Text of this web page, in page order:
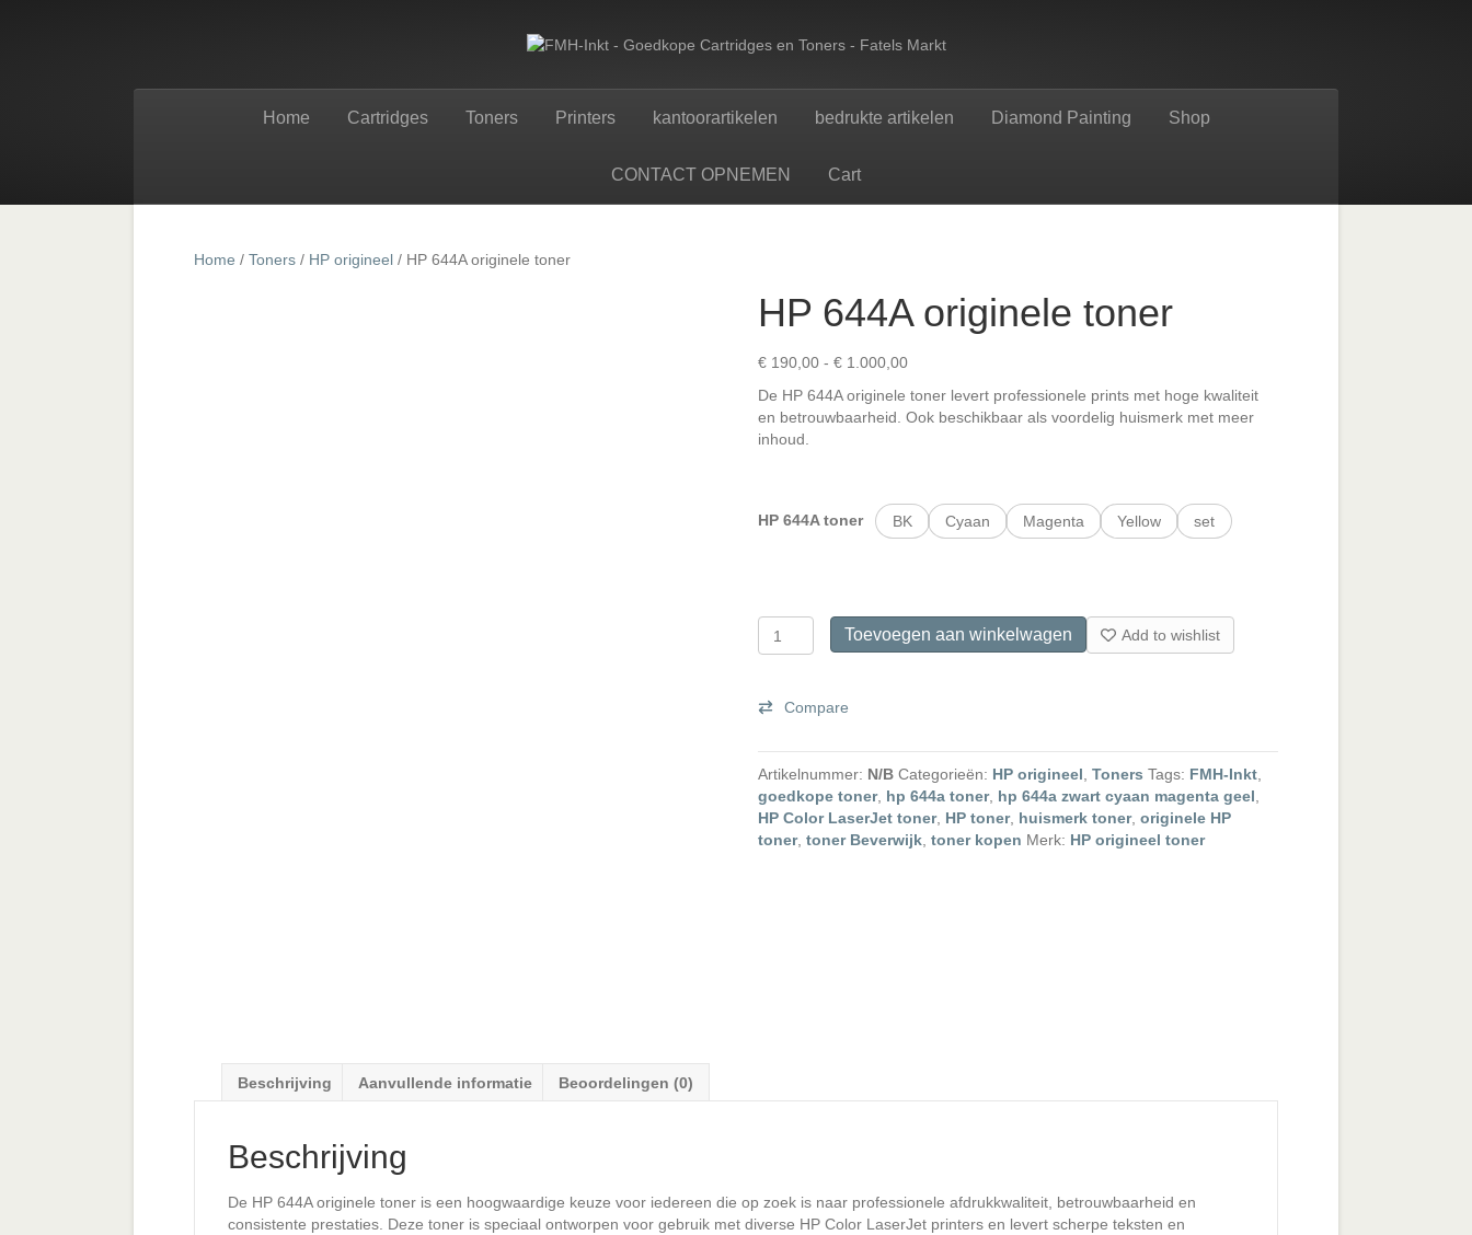
Home Cartridges Toners Printers kantoorartikelen bedrukte artikelen Diamond Painting Shop
CONTACT OPNEMEN Cart
Home / Toners / HP origineel / HP 644A originele toner
HP 644A originele toner
€190,00 - €1.000,00Prijsklasse:
tot
€ 1.000,00
De HP 644A originele toner levert professionele prints met hoge kwaliteit
en betrouwbaarheid. Ook beschikbaar als voordelig huismerk met meer
inhoud.
HP 644A toner BK Cyaan Magenta Yellow set
HP
644A
aantal
Toevoegen aan winkelwagen Add to wishlist
Compare
Artikelnummer: N/B Categorieën: HP origineel, Toners Tags: FMH-Inkt,
goedkope toner, hp 644a toner, hp 644a zwart cyaan magenta geel,
HP Color LaserJet toner, HP toner, huismerk toner, originele HP
toner, toner Beverwijk, toner kopen Merk: HP origineel toner
Beschrijving Aanvullende informatie Beoordelingen (0)
Beschrijving
De HP 644A originele toner is een hoogwaardige keuze voor iedereen die op zoek is naar professionele afdrukkwaliteit, betrouwbaarheid en
consistente prestaties. Deze toner is speciaal ontworpen voor gebruik met diverse HP Color LaserJet printers en levert scherpe teksten en